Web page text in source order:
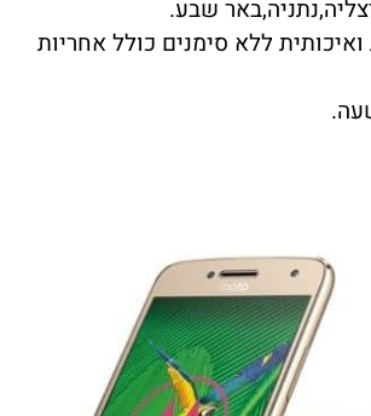
שבע.
ללא סימנים כולל אחריות